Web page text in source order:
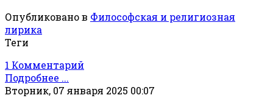
Опубликовано в Философская и религиозная
лирика
Теги
1 Комментарий
Подробнее ...
Вторник, 07 января 2025 00:07